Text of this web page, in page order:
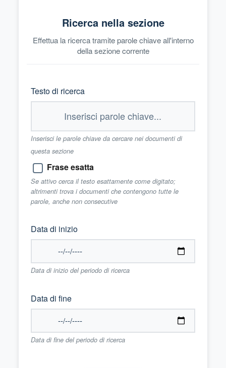
Ricerca nella sezione
Effettua la ricerca tramite parole chiave all'interno
della sezione corrente
Testo di ricerca
Inserisci le parole chiave da cercare nei documenti di
questa sezione
Frase esatta
Se attivo cerca il testo esattamente come digitato;
altrimenti trova i documenti che contengono tutte le
parole, anche non consecutive
Data di inizio
Data di inizio del periodo di ricerca
Data di fine
Data di fine del periodo di ricerca